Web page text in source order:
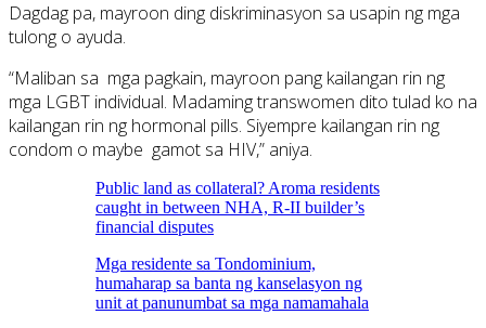
Dagdag pa, mayroon ding diskriminasyon sa usapin ng mga
tulong o ayuda.
“Maliban sa mga pagkain, mayroon pang kailangan rin ng
mga LGBT individual. Madaming transwomen dito tulad ko na
kailangan rin ng hormonal pills. Siyempre kailangan rin ng
condom o maybe gamot sa HIV,” aniya.
Public land as collateral? Aroma residents
caught in between NHA, R-II builder’s
financial disputes
Mga residente sa Tondominium,
humaharap sa banta ng kanselasyon ng
unit at panunumbat sa mga namamahala